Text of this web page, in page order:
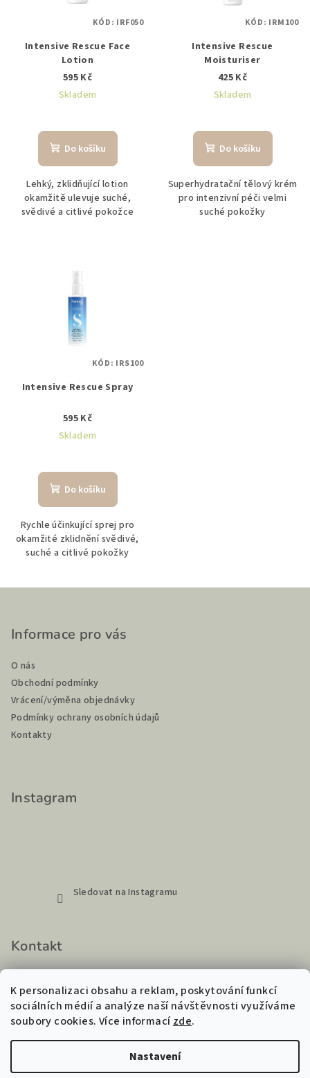
K personalizaci obsahu a reklam, poskytování funkcí
sociálních médií a analýze naší návštěvnosti využíváme
soubory cookies. Více informacízde.
Nastavení
Intensive Rescue Face
Lotion
595 Kč
Skladem
Do košíku
Lehký, zklidňující lotion
okamžitě ulevuje suché,
svědivé a citlivé pokožce
KÓD: IRF050
Intensive Rescue
Moisturiser
425 Kč
Skladem
Do košíku
Superhydratační tělový krém
pro intenzivní péči velmi
suché pokožky
KÓD: IRM100
Intensive Rescue Spray
595 Kč
Skladem
Do košíku
Rychle účinkující sprej pro
okamžité zklidnění svědivé,
suché a citlivé pokožky
KÓD: IRS100
Informace pro vás
O nás
Obchodní podmínky
Vrácení/výměna objednávky
Podmínky ochrany osobních údajů
Kontakty
Instagram
Sledovat na Instagramu
Kontakt
+420 720 883 115